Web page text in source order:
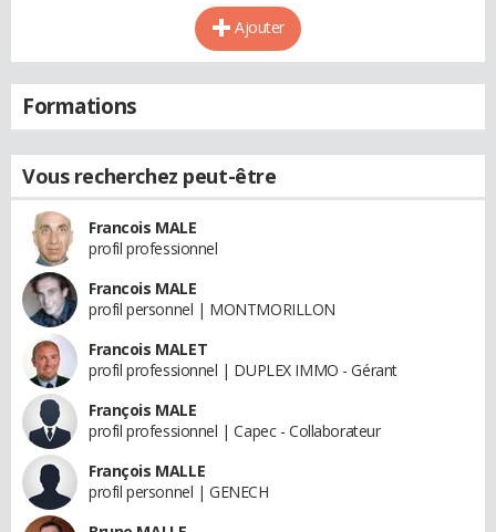
Ajouter
Formations
Vous recherchez peut-être
Francois MALE
profil professionnel
Francois MALE
profil personnel | MONTMORILLON
Francois MALET
profil professionnel | DUPLEX IMMO - Gérant
François MALE
profil professionnel | Capec - Collaborateur
François MALLE
profil personnel | GENECH